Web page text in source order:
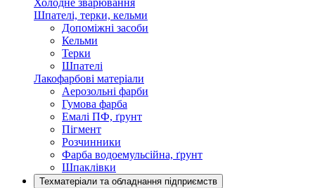
Холодне зварювання
Шпателі, терки, кельми
Допоміжні засоби
Кельми
Терки
Шпателі
Лакофарбові матеріали
Аерозольні фарби
Гумова фарба
Емалі ПФ, ґрунт
Пігмент
Розчинники
Фарба водоемульсійна, ґрунт
Шпаклівки
Техматеріали та обладнання підприємств